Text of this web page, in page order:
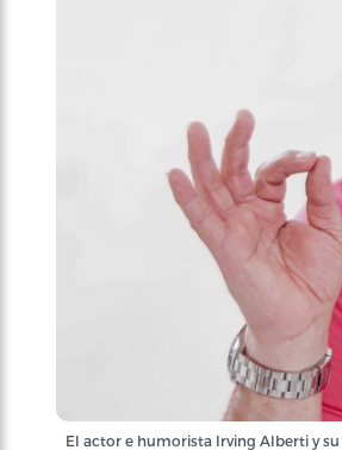
El actor e humorista Irving Alberti y